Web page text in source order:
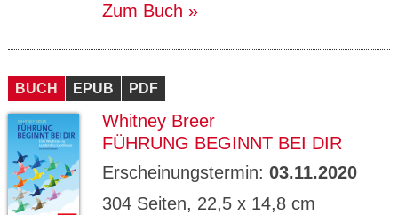
Zum Buch
BUCH EPUB PDF
Whitney Breer
FÜHRUNG BEGINNT BEI DIR
Erscheinungstermin: 03.11.2020
304 Seiten, 22,5 x 14,8 cm